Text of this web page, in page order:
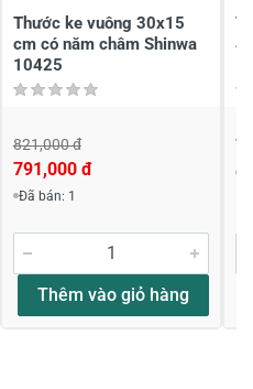
Thước ke vuông 30x15
cm có năm châm Shinwa
10425
821,000 đ
791,000 đ
Đã bán: 1
Thêm vào giỏ hàng